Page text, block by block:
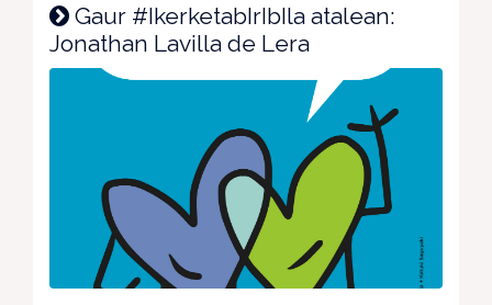
Gaur #IkerketabIrIbIla atalean:
Jonathan Lavilla de Lera